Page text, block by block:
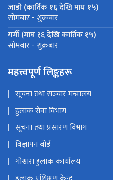
जाडो (कार्तिक १६ देखि माघ १५)
सोमबार - शुक्रबार
गर्मी (माघ १६ देखि कार्तिक १५)
सोमबार - शुक्रबार
महत्त्वपूर्ण लिङ्कहरू
सूचना तथा सञ्‍चार मन्त्रालय
हुलाक सेवा विभाग
सूचना तथा प्रसारण विभाग
विज्ञापन बोर्ड
गोश्वारा हुलाक कार्यालय